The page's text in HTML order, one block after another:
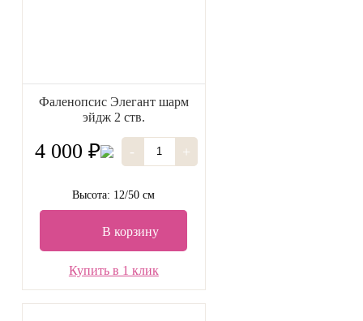
Фаленопсис Элегант шарм
эйдж 2 ств.
4 000 ₽ - +
Высота: 12/50 см
В корзину
Купить в 1 клик